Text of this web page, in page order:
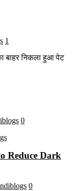
1
बाहर निकला हुआ पेट
0
Reduce Dark
0